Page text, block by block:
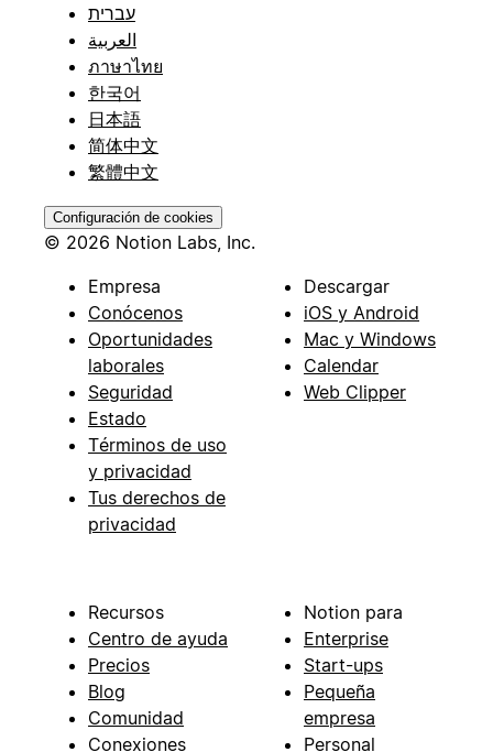
עברית
العربية
ภาษาไทย
한국어
日本語
简体中文
繁體中文
Configuración de cookies
© 2026 Notion Labs, Inc.
Empresa
Conócenos
Oportunidades
laborales
Seguridad
Estado
Términos de uso
y privacidad
Tus derechos de
privacidad
Descargar
iOS y Android
Mac y Windows
Calendar
Web Clipper
Recursos
Centro de ayuda
Precios
Blog
Comunidad
Conexiones
Notion para
Enterprise
Start-ups
Pequeña
empresa
Personal